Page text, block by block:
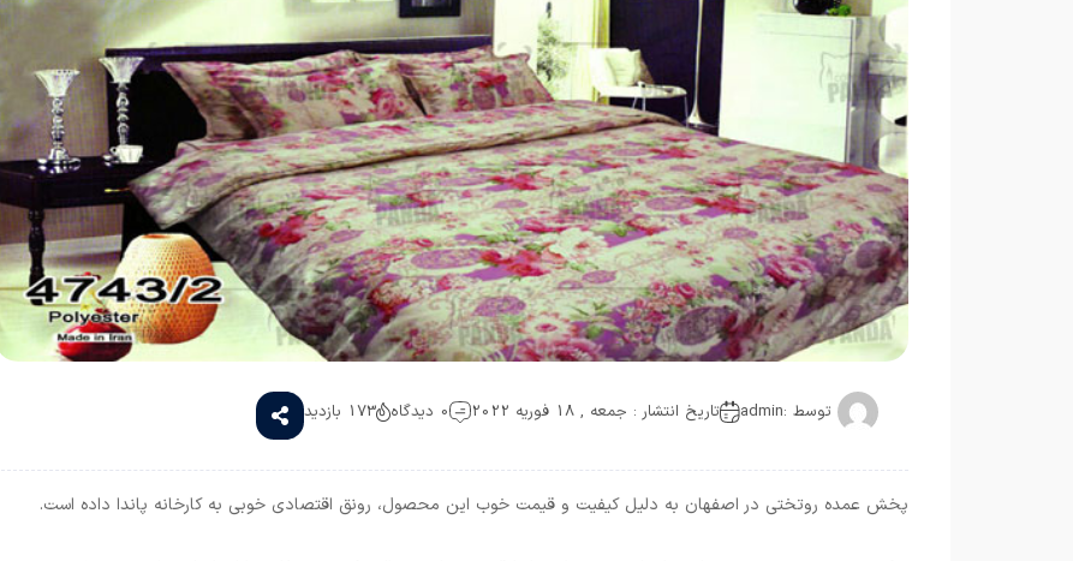
توسط :admin تاریخ انتشار : جمعه , 18 فوریه 2022 0 دیدگاه 173 بازدید
پخش عمده روتختی در اصفهان به دلیل کیفیت و قیمت خوب این محصول، رونق اقتصادی خوبی به کارخانه پاندا داده است.